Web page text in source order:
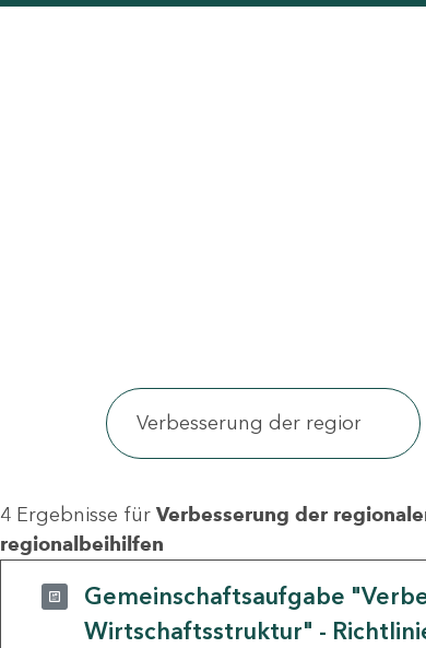
4 Ergebnisse für Verbesserung der
regionalbeihilfen
Gemeinschaftsaufgabe
Wirtschaftsstruktur" -